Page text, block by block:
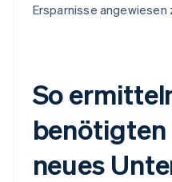
Ersparnisse angewiesen
So
neues